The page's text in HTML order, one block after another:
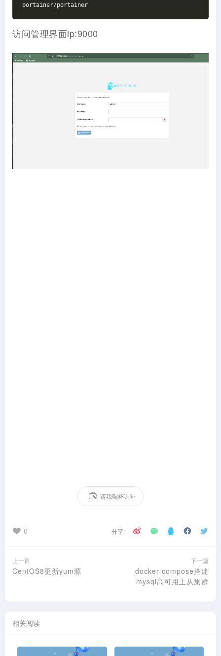
portainer/portainer
访问管理界面ip:9000
请我喝杯咖啡
0 分享:
上一篇
CentOS8更新yum源
下一篇
docker-compose搭建
mysql高可用主从集群
相关阅读